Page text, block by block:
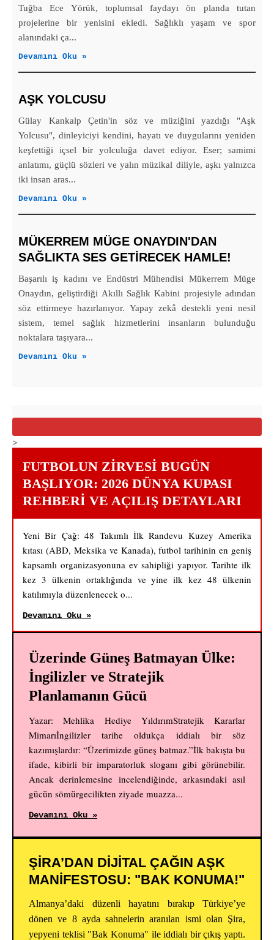
Tuğba Ece Yörük, toplumsal faydayı ön planda tutan
projelerine bir yenisini ekledi. Sağlıklı yaşam ve spor
alanındaki ça...
Devamını Oku »
AŞK YOLCUSU
Gülay Kankalp Çetin'in söz ve müziğini yazdığı "Aşk
Yolcusu", dinleyiciyi kendini, hayatı ve duygularını yeniden
keşfettiği içsel bir yolculuğa davet ediyor. Eser; samimi
anlatımı, güçlü sözleri ve yalın müzikal diliyle, aşkı yalnızca
iki insan aras...
Devamını Oku »
MÜKERREM MÜGE ONAYDIN'DAN
SAĞLIKTA SES GETİRECEK HAMLE!
Başarılı iş kadını ve Endüstri Mühendisi Mükerrem Müge
Onaydın, geliştirdiği Akıllı Sağlık Kabini projesiyle adından
söz ettirmeye hazırlanıyor. Yapay zekâ destekli yeni nesil
sistem, temel sağlık hizmetlerini insanların bulunduğu
noktalara taşıyara...
Devamını Oku »
>
FUTBOLUN ZIRVESI BUGÜN
BAŞLIYOR: 2026 DÜNYA KUPASI
REHBERI VE AÇILIŞ DETAYLARI
Yeni Bir Çağ: 48 Takımlı İlk Randevu Kuzey Amerika
kıtası (ABD, Meksika ve Kanada), futbol tarihinin en geniş
kapsamlı organizasyonuna ev sahipliği yapıyor. Tarihte ilk
kez 3 ülkenin ortaklığında ve yine ilk kez 48 ülkenin
katılımıyla düzenlenecek o...
Devamını Oku »
Üzerinde Güneş Batmayan Ülke:
İngilizler ve Stratejik
Planlamanın Gücü
Yazar: Mehlika Hediye YıldırımStratejik Kararlar
Mimarıİngilizler tarihe oldukça iddialı bir söz
kazımışlardır: “Üzerimizde güneş batmaz.”İlk bakışta bu
ifade, kibirli bir imparatorluk sloganı gibi görünebilir.
Ancak derinlemesine incelendiğinde, arkasındaki asıl
gücün sömürgecilikten ziyade muazza...
Devamını Oku »
ŞİRA’DAN DİJİTAL ÇAĞIN AŞK
MANİFESTOSU: "BAK KONUMA!"
Almanya’daki düzenli hayatını bırakıp Türkiye’ye
dönen ve 8 ayda sahnelerin aranılan ismi olan Şira,
yepyeni teklisi "Bak Konuma" ile iddialı bir çıkış yaptı.